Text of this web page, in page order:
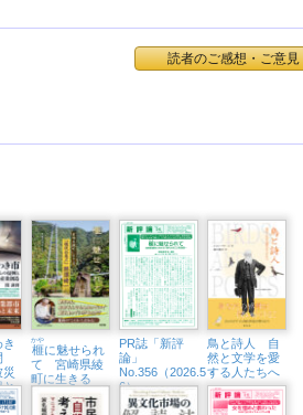
読者のご感想・ご意見
と
創
榧
かや
に魅せられ
て 宮崎県綾
町に生きる
「現代の名
工」熊須健一
PR誌「新評
論」
No.356（2026.5・
6）
鳥と詩人 自
然と文学を愛
する人たちへ